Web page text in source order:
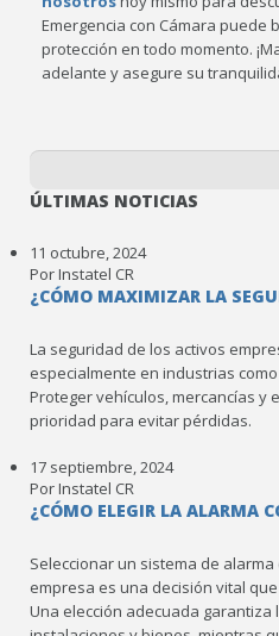
Emergencia con Cámara puede
protección en todo momento.
adelante y asegure su
ÚLTIMAS NOTICIAS
11 octubre, 2024
Por Instatel CR
¿CÓMO MAXIMIZAR LA
La seguridad de los activos
especialmente en industrias
Proteger vehículos, mercancías y
prioridad para evitar pérdidas.
17 septiembre, 2024
Por Instatel CR
¿CÓMO ELEGIR LA ALARMA
Seleccionar un sistema de
empresa es una decisión vital
Una elección adecuada garantiza